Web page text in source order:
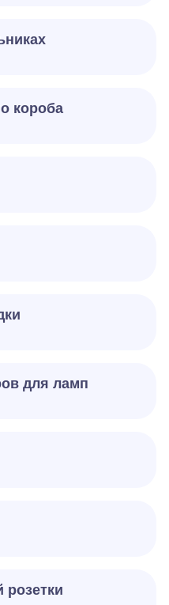
короба
для ламп
розетки